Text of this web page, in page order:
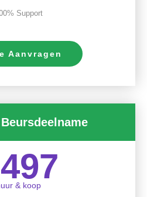
Support
Aanvragen
& koop